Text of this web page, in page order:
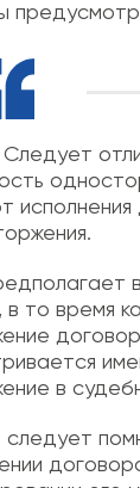
Следует
в то время
в